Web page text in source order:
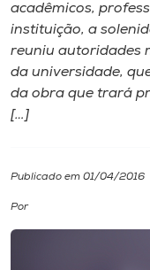
I.nova
Diplomados
Cultura
CPA
Biblioteca
acadêmicos,
instituição, a
reuniu autoridades
da universidade,
da obra que trará
[…]
Publicado em 01/04/2016
Por